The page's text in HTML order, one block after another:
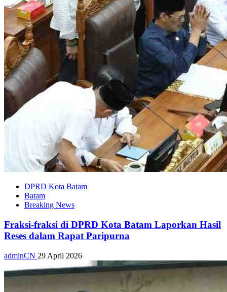
DPRD Kota Batam
Batam
Breaking News
Fraksi-fraksi di DPRD Kota Batam Laporkan Hasil
Reses dalam Rapat Paripurna
adminCN 29 April 2026